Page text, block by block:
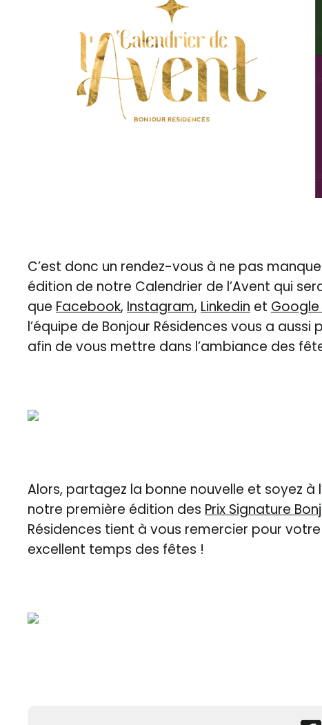
C’est donc un rendez-vous à ne pas
édition de notre Calendrier de l’Avent qui
que Facebook, Instagram, Linkedin et Google
l’équipe de Bonjour Résidences vous a
afin de vous mettre dans l’ambiance des
Alors, partagez la bonne nouvelle et soyez
notre première édition des Prix Signature
Résidences tient à vous remercier pour
excellent temps des fêtes !